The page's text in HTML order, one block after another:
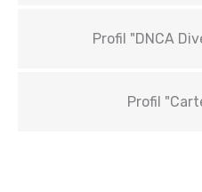
Profil "DNCA
Profil